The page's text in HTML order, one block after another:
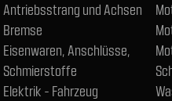
Antriebsstrang und Achsen
Bremse
Eisenwaren, Anschlüsse,
Schmierstoffe
Elektrik - Fahrzeug